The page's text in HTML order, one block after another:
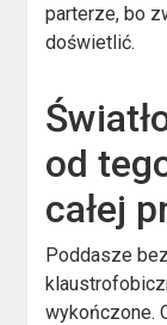
parterze, bo
doświetlić.
od
całej
Poddasze
wykończone.